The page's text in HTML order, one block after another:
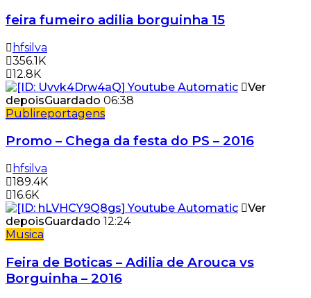
feira fumeiro adilia borguinha 15
hfsilva
356.1K
12.8K
Ver
depoisGuardado 06:38
Publireportagens
Promo – Chega da festa do PS – 2016
hfsilva
189.4K
16.6K
Ver
depoisGuardado 12:24
Musica
Feira de Boticas – Adilia de Arouca vs
Borguinha – 2016